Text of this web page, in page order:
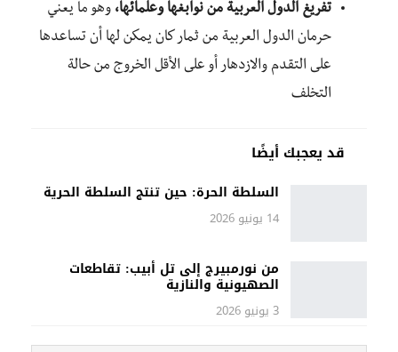
تفريغ الدول العربية من نوابغها وعلمائها، وهو ما يعني
حرمان الدول العربية من ثمار كان يمكن لها أن تساعدها
على التقدم والازدهار أو على الأقل الخروج من حالة
التخلف
قد يعجبك أيضًا
السلطة الحرة: حين تنتج السلطة الحرية
14 يونيو 2026
من نورمبيرج إلى تل أبيب: تقاطعات
الصهيونية والنازية
3 يونيو 2026